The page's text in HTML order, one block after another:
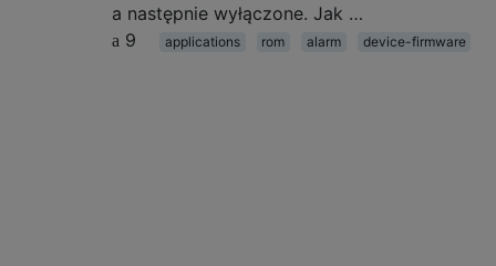
a następnie wyłączone. Jak …
9
applications rom alarm device-firmware